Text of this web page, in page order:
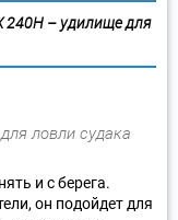
240H – удилище для
ловли судака
и с берега.
он подойдет для